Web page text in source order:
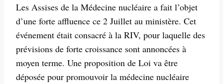
Les Assises de la Médecine nucléaire a fait l’objet
d’une forte affluence ce 2 Juillet au ministère. Cet
événement était consacré à la RIV, pour laquelle des
prévisions de forte croissance sont annoncées à
moyen terme. Une proposition de Loi va être
déposée pour promouvoir la médecine nucléaire